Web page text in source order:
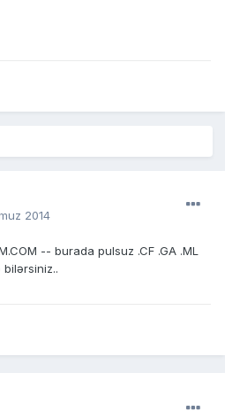
2014
-- burada pulsuz .CF .GA .ML